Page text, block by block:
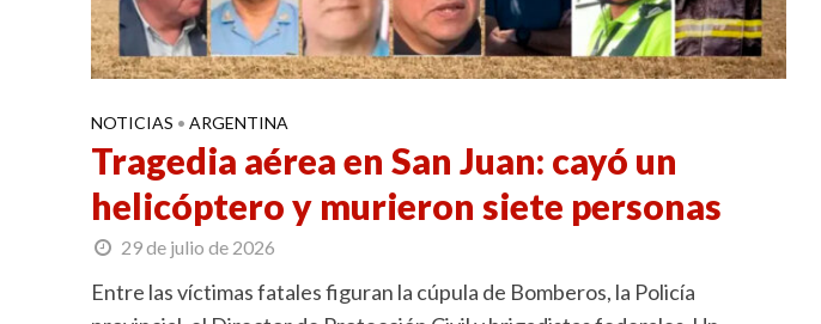
NOTICIAS • ARGENTINA
Tragedia aérea en San Juan: cayó un
helicóptero y murieron siete personas
29 de julio de 2026
Entre las víctimas fatales figuran la cúpula de Bomberos, la Policía